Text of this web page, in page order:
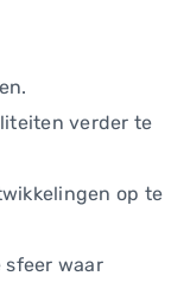
verder te
op te
sfeer waar